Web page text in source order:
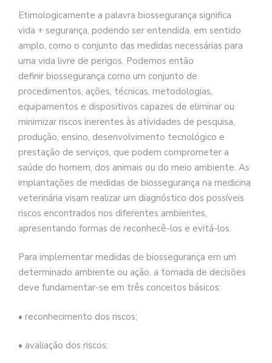
Etimologicamente a palavra biossegurança significa
vida + segurança, podendo ser entendida, em sentido
amplo, como o conjunto das medidas necessárias para
uma vida livre de perigos. Podemos então
definir biossegurança como um conjunto de
procedimentos, ações, técnicas, metodologias,
equipamentos e dispositivos capazes de eliminar ou
minimizar riscos inerentes às atividades de pesquisa,
produção, ensino, desenvolvimento tecnológico e
prestação de serviços, que podem comprometer a
saúde do homem, dos animais ou do meio ambiente. As
implantações de medidas de biossegurança na medicina
veterinária visam realizar um diagnóstico dos possíveis
riscos encontrados nos diferentes ambientes,
apresentando formas de reconhecê-los e evitá-los.
Para implementar medidas de biossegurança em um
determinado ambiente ou ação, a tomada de decisões
deve fundamentar-se em três conceitos básicos:
• reconhecimento dos riscos;
• avaliação dos riscos;